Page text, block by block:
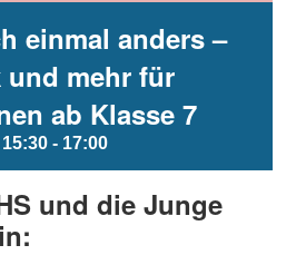
einmal anders –
und mehr für
ab Klasse 7
- 17:00
und die Junge